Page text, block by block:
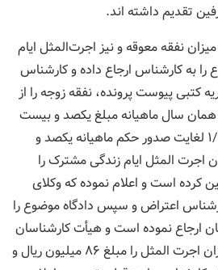
تقدیم داشته اند.
نفقه معوقه و نیز اجرت‌المثل ایام
به کارشناس ارجاع داده و کارشناس
کتبی پیوست پرونده، نفقه زوجه را از
پایان همان سال ماهیانه مبلغ یکصد و بیست
هزار تومان و از تاریخ ۱/۱/۹۰ لغایت صدور حکم ماهیانه یکصد و
اجرت المثل ایام زندگی مشترک را
کرده است و اعلام نموده که وکلای
اعتراض و سپس دادگاه موضوع را
ارجاع نموده است و هیأت کارشناسان
به شرح نظریه تقدیمی میزان اجرت المثل را مبلغ ۸۶ میلیون ریال و